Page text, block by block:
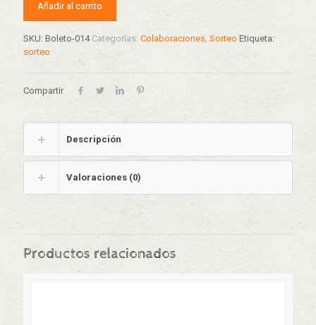
Añadir al carrito
SKU: Boleto-014 Categorías: Colaboraciones, Sorteo Etiqueta:
sorteo
Compartir
Descripción
Valoraciones (0)
Productos relacionados